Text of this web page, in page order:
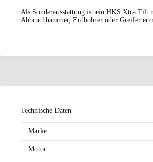
Als Sonderausstattung ist ein HKS Xtra Tilt
Abbruchhammer, Erdbohrer oder Greifer
Technische Daten
Marke
Motor